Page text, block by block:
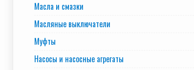
Масла и смазки
Масляные выключатели
Муфты
Насосы и насосные агрегаты